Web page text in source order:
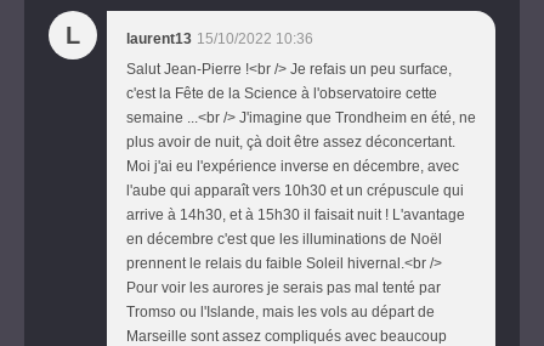
L laurent13 15/10/2022 10:36
Salut Jean-Pierre !<br /> Je refais un peu surface,
c'est la Fête de la Science à l'observatoire cette
semaine ...<br /> J'imagine que Trondheim en été, ne
plus avoir de nuit, çà doit être assez déconcertant.
Moi j'ai eu l'expérience inverse en décembre, avec
l'aube qui apparaît vers 10h30 et un crépuscule qui
arrive à 14h30, et à 15h30 il faisait nuit ! L'avantage
en décembre c'est que les illuminations de Noël
prennent le relais du faible Soleil hivernal.<br />
Pour voir les aurores je serais pas mal tenté par
Tromso ou l'Islande, mais les vols au départ de
Marseille sont assez compliqués avec beaucoup